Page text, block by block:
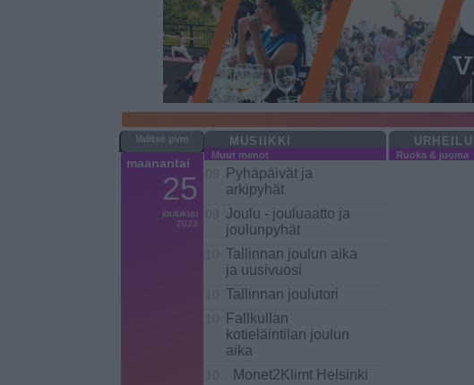
maanantai
25
joulukuu
2023
MUSIIKKI
Muut menot
Pyhäpäivät ja
arkipyhät
Joulu - jouluaatto ja
joulunpyhät
Tallinnan joulun aika
ja uusivuosi
Tallinnan joulutori
Fallkullan
kotieläintilan joulun
aika
Monet2Klimt Helsinki
URHEILU
Ruoka & juoma